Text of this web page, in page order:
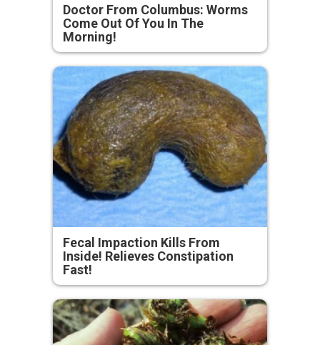
Doctor From Columbus: Worms
Come Out Of You In The
Morning!
Fecal Impaction Kills From
Inside! Relieves Constipation
Fast!